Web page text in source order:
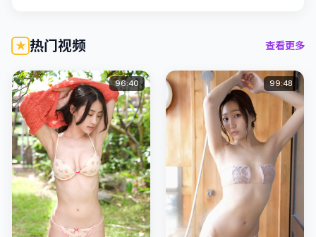
热门视频 查看更多
96:40 99:48